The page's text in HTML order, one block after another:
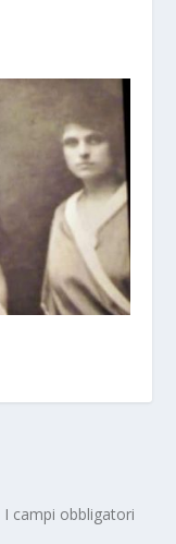
I campi obbligatori